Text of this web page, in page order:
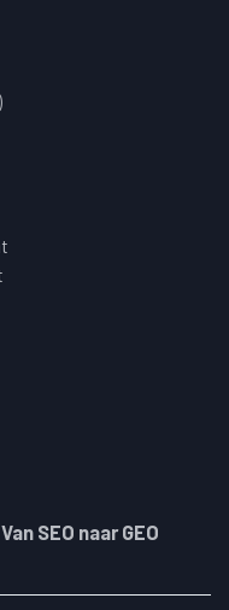
SEO naar GEO